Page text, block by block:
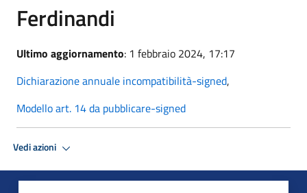
Ferdinandi
Ultimo aggiornamento: 1 febbraio 2024, 17:17
Dichiarazione annuale incompatibilità-signed,
Modello art. 14 da pubblicare-signed
Vedi azioni